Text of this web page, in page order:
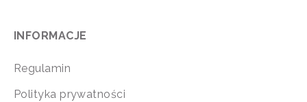
INFORMACJE
Regulamin
Polityka prywatności